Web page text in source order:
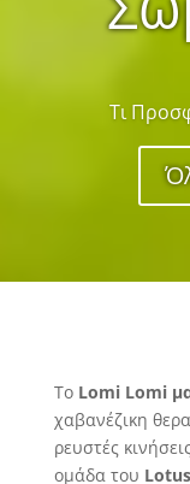
Τι
Το Lomi Lomi
χαβανέζικη
ρευστές
ομάδα του Lotus